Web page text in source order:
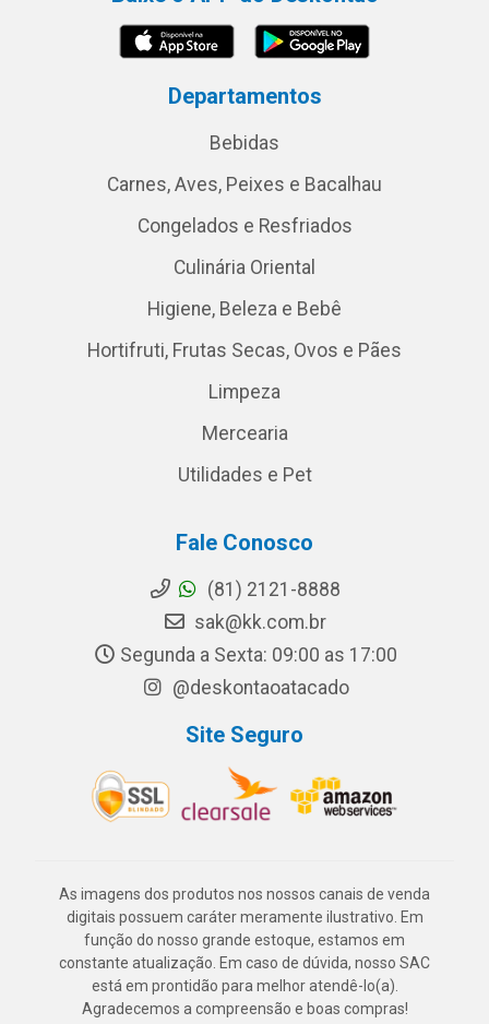
Departamentos
Bebidas
Carnes, Aves, Peixes e Bacalhau
Congelados e Resfriados
Culinária Oriental
Higiene, Beleza e Bebê
Hortifruti, Frutas Secas, Ovos e Pães
Limpeza
Mercearia
Utilidades e Pet
Fale Conosco
(81) 2121-8888
sak@kk.com.br
Segunda a Sexta: 09:00 as 17:00
@deskontaoatacado
Site Seguro
As imagens dos produtos nos nossos canais de venda
digitais possuem caráter meramente ilustrativo. Em
função do nosso grande estoque, estamos em
constante atualização. Em caso de dúvida, nosso SAC
está em prontidão para melhor atendê-lo(a).
Agradecemos a compreensão e boas compras!